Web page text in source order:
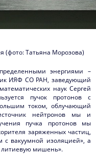
(фото: Татьяна Морозова)
энергиями –
ИЯФ СО РАН, заведующий
наук Сергей
пучок протонов с
током, облучающий
нейтронов мы и
пучка протонов мы
заряженных частиц,
с вакуумной изоляцией», а
литиевую мишень».